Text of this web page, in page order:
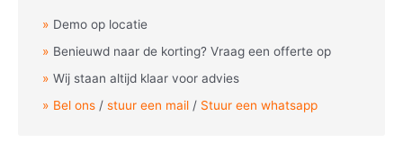
Demo op locatie
Benieuwd naar de korting? Vraag een offerte op
Wij staan altijd klaar voor advies
Bel ons /stuur een mail / Stuur een whatsapp